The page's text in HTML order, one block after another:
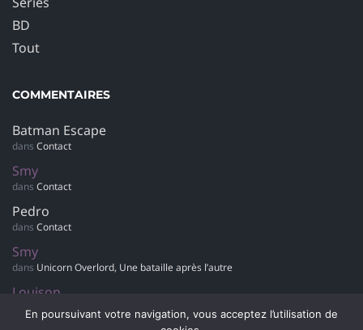
BD
Tout
COMMENTAIRES
Batman Escape
dans Contact
Smy
dans Contact
Pedro
dans Contact
Smy
dans Unicorn Overlord, Une bataille après l’autre
Louison
dans Retour sur… Hotel Dusk : Room 215
En poursuivant votre navigation, vous acceptez l’utilisation de